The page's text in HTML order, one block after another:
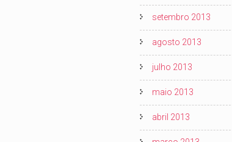
setembro 2013
agosto 2013
julho 2013
maio 2013
abril 2013